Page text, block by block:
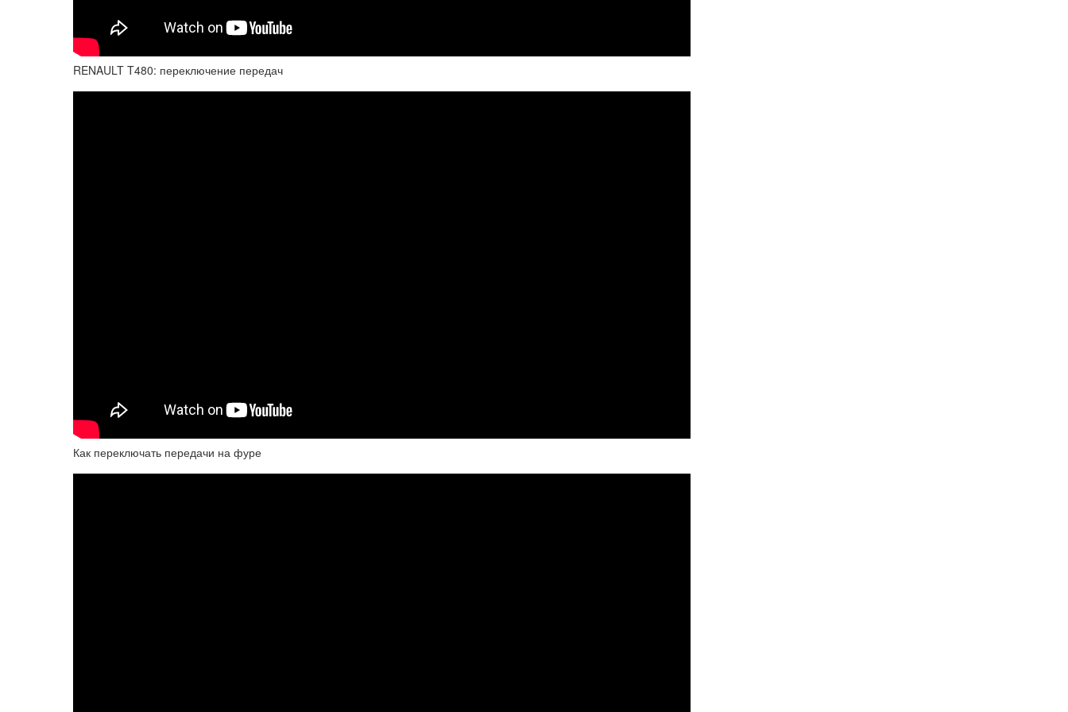
RENAULT T480: переключение передач
Как переключать передачи на фуре